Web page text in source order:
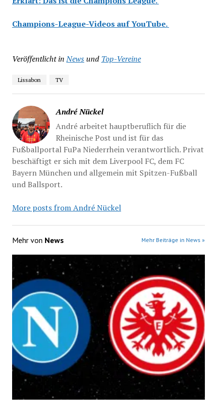
Champions-League-Videos auf YouTube.
Veröffentlicht in Newsund Top-Vereine
Lissabon TV
André Nückel
André arbeitet hauptberuflich für die
Rheinische Post und ist für das
Fußballportal FuPa Niederrhein verantwortlich. Privat
beschäftigt er sich mit dem Liverpool FC, dem FC
Bayern München und allgemein mit Spitzen-Fußball
und Ballsport.
More posts from André Nückel
Mehr von News Mehr Beiträge in News »